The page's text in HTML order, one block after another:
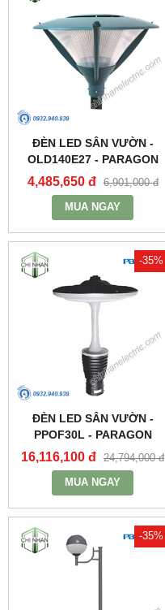
ĐÈN LED SÂN VƯỜN -
OLD140E27 - PARAGON
4,485,650 đ 6,901,000 đ
MUA NGAY
-35%
ĐÈN LED SÂN VƯỜN -
PPOF30L - PARAGON
16,116,100 đ 24,794,000 đ
MUA NGAY
-35%